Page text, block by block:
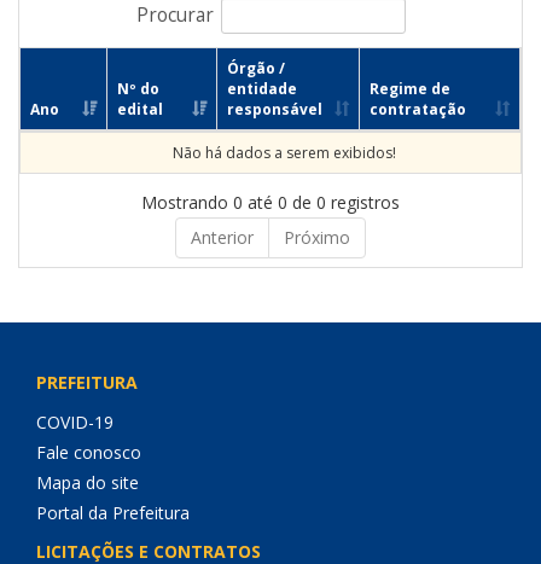
Procurar
Ano
Nº do
edital
Órgão /
entidade
responsável
Regime de
contratação
Não há dados a serem exibidos!
Mostrando 0 até 0 de 0 registros
Anterior
Próximo
PREFEITURA
COVID-19
Fale conosco
Mapa do site
Portal da Prefeitura
LICITAÇÕES E CONTRATOS